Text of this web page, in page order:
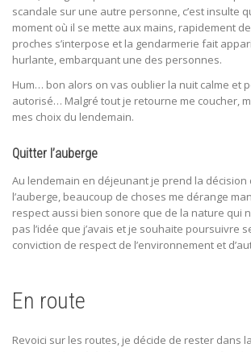
scandale sur une autre personne, c’est insulte
moment où il se mette aux mains, rapidement
proches s’interpose et la gendarmerie fait
hurlante, embarquant une des personnes.
Hum… bon alors on vas oublier la nuit calme et
autorisé… Malgré tout je retourne me coucher,
mes choix du lendemain.
Quitter l’auberge
Au lendemain en déjeunant je prend la décision
l’auberge, beaucoup de choses me dérange
respect aussi bien sonore que de la nature qui
pas l’idée que j’avais et je souhaite poursuivre
conviction de respect de l’environnement et
En route
Revoici sur les routes, je décide de rester dans